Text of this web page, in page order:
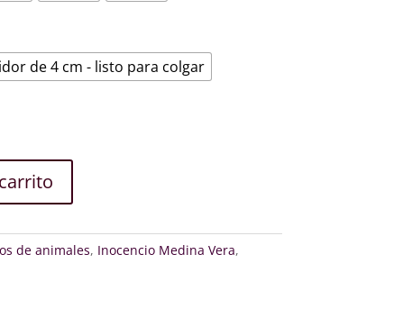
de 4 cm - listo para colgar
de animales, Inocencio Medina Vera,